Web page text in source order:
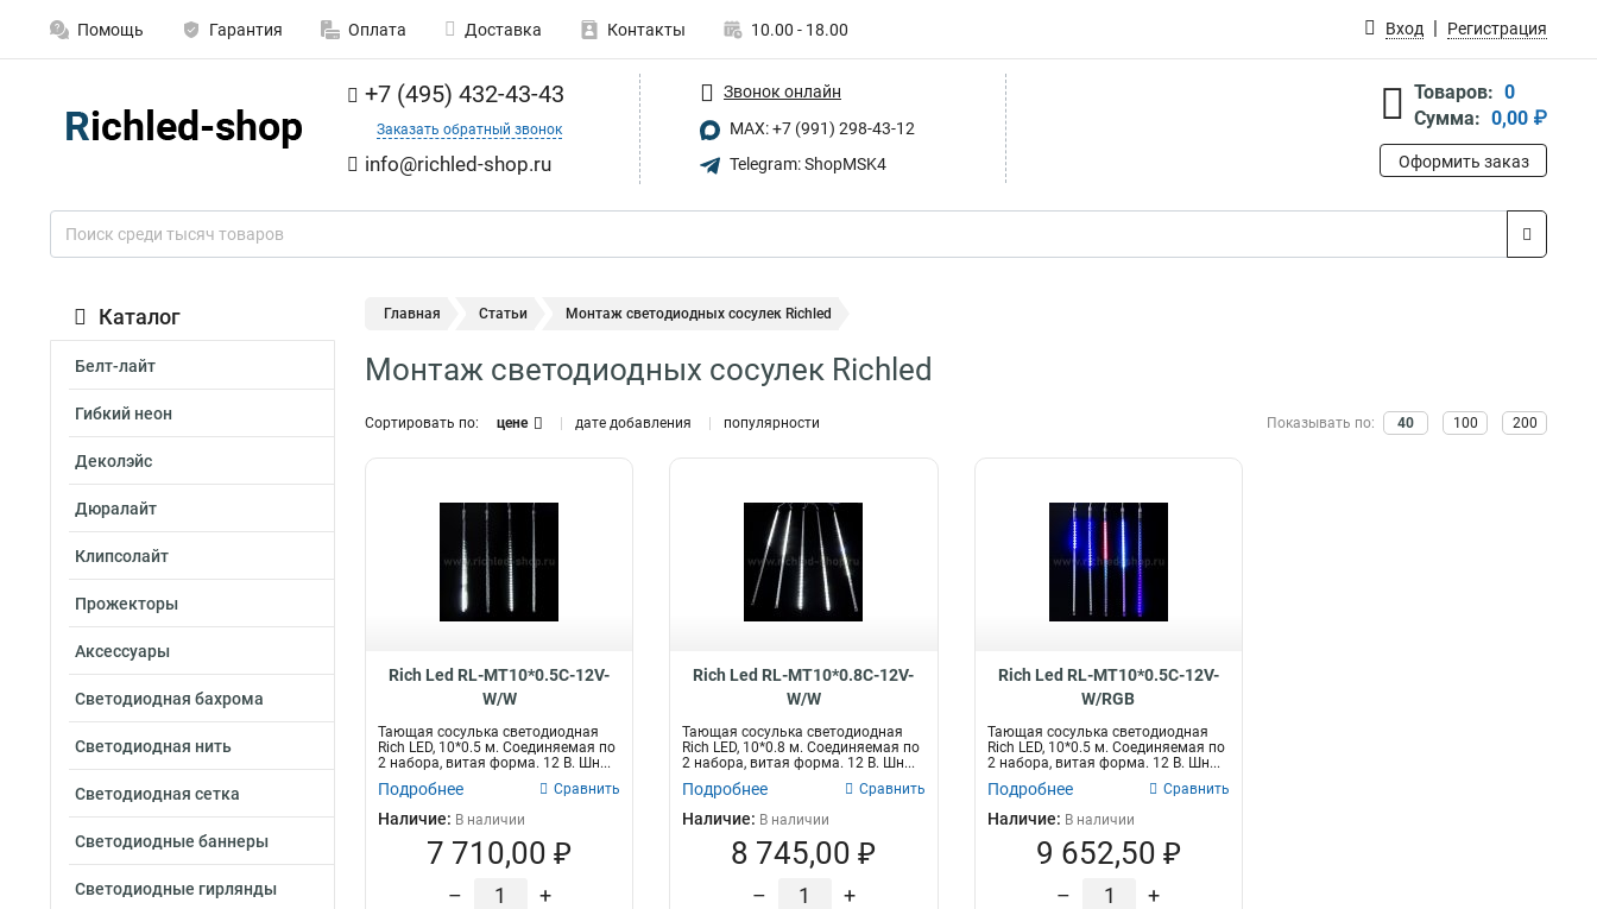
Помощь Гарантия Оплата Доставка Контакты 10.00 - 18.00 Вход Регистрация
+7 (495) 432-43-43
Заказать обратный звонок
info@richled-shop.ru
Звонок онлайн
MAX: +7 (991) 298-43-12
Telegram: ShopMSK4
Товаров: 0
Сумма: 0,00 ₽
Оформить заказ
Каталог
Белт-лайт
Гибкий неон
Деколэйс
Дюралайт
Клипсолайт
Прожекторы
Аксессуары
Светодиодная бахрома
Светодиодная нить
Светодиодная сетка
Светодиодные баннеры
Светодиодные гирлянды
Главная Статьи Монтаж светодиодных сосулек Richled
Монтаж светодиодных сосулек Richled
Сортировать по: цене дате добавления популярности Показывать по: 40 100 200
Rich Led RL-MT10*0.5C-12V-
W/W
Тающая сосулька светодиодная
Rich LED, 10*0.5 м. Соединяемая по
2 набора, витая форма. 12 B. Шн...
Подробнее Сравнить
Наличие: В наличии
7 710,00 ₽
– +
Rich Led RL-MT10*0.8C-12V-
W/W
Тающая сосулька светодиодная
Rich LED, 10*0.8 м. Соединяемая по
2 набора, витая форма. 12 B. Шн...
Подробнее Сравнить
Наличие: В наличии
8 745,00 ₽
– +
Rich Led RL-MT10*0.5C-12V-
W/RGB
Тающая сосулька светодиодная
Rich LED, 10*0.5 м. Соединяемая по
2 набора, витая форма. 12 B. Шн...
Подробнее Сравнить
Наличие: В наличии
9 652,50 ₽
– +